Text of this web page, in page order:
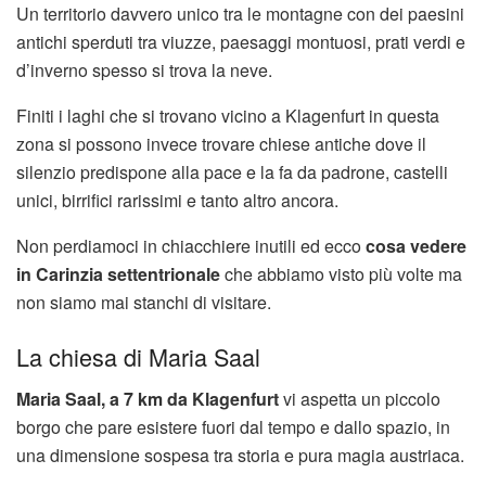
Un territorio davvero unico tra le montagne con dei paesini
antichi sperduti tra viuzze, paesaggi montuosi, prati verdi e
d’inverno spesso si trova la neve.
Finiti i laghi che si trovano vicino a Klagenfurt in questa
zona si possono invece trovare chiese antiche dove il
silenzio predispone alla pace e la fa da padrone, castelli
unici, birrifici rarissimi e tanto altro ancora.
Non perdiamoci in chiacchiere inutili ed eccocosa vedere
in Carinzia settentrionaleche abbiamo visto più volte ma
non siamo mai stanchi di visitare.
La chiesa di Maria Saal
Maria Saal, a 7 km da Klagenfurtvi aspetta un piccolo
borgo che pare esistere fuori dal tempo e dallo spazio, in
una dimensione sospesa tra storia e pura magia austriaca.